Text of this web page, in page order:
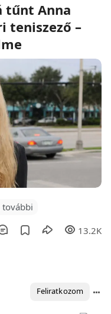
tűnt Anna
teniszező –
további
13.2K
Feliratkozom